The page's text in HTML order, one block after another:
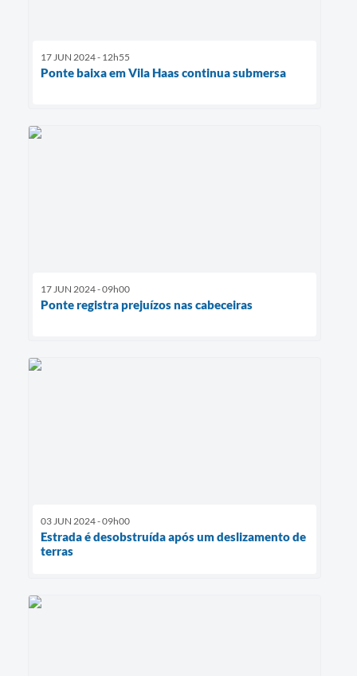
17 JUN 2024 - 12h55
Ponte baixa em Vila Haas continua submersa
17 JUN 2024 - 09h00
Ponte registra prejuízos nas cabeceiras
03 JUN 2024 - 09h00
Estrada é desobstruída após um deslizamento de
terras